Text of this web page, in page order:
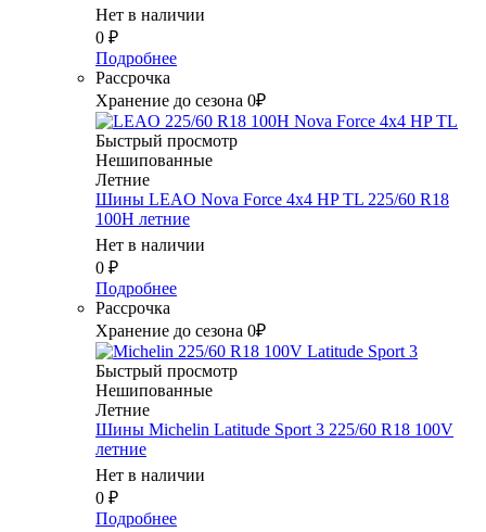
Нет в наличии
0 ₽
Подробнее
Рассрочка
Хранение до сезона 0₽
Быстрый просмотр
Нешипованные
Летние
Шины LEAO Nova Force 4x4 HP TL 225/60 R18
100H летние
Нет в наличии
0 ₽
Подробнее
Рассрочка
Хранение до сезона 0₽
Быстрый просмотр
Нешипованные
Летние
Шины Michelin Latitude Sport 3 225/60 R18 100V
летние
Нет в наличии
0 ₽
Подробнее